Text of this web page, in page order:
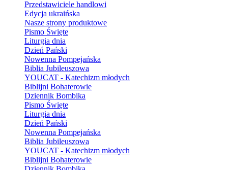
Przedstawiciele handlowi
Edycja ukraińska
Nasze strony produktowe
Pismo Święte
Liturgia dnia
Dzień Pański
Nowenna Pompejańska
Biblia Jubileuszowa
YOUCAT - Katechizm młodych
Biblijni Bohaterowie
Dziennik Bombika
Pismo Święte
Liturgia dnia
Dzień Pański
Nowenna Pompejańska
Biblia Jubileuszowa
YOUCAT - Katechizm młodych
Biblijni Bohaterowie